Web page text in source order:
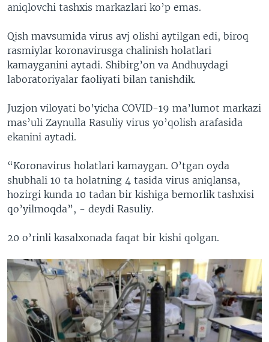
aniqlovchi tashxis markazlari ko’p emas.
Qish mavsumida virus avj olishi aytilgan edi, biroq
rasmiylar koronavirusga chalinish holatlari
kamayganini aytadi. Shibirg’on va Andhuydagi
laboratoriyalar faoliyati bilan tanishdik.
Juzjon viloyati bo’yicha COVID-19 ma’lumot markazi
mas’uli Zaynulla Rasuliy virus yo’qolish arafasida
ekanini aytadi.
“Koronavirus holatlari kamaygan. O’tgan oyda
shubhali 10 ta holatning 4 tasida virus aniqlansa,
hozirgi kunda 10 tadan bir kishiga bemorlik tashxisi
qo’yilmoqda”, - deydi Rasuliy.
20 o’rinli kasalxonada faqat bir kishi qolgan.